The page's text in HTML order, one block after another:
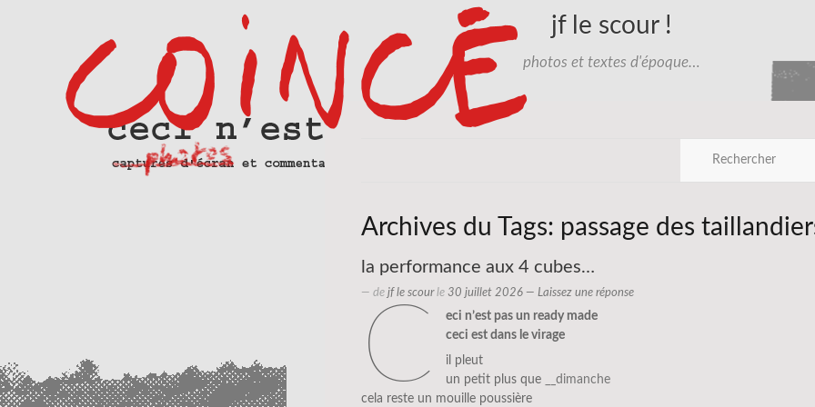
jf le scour !
photos et textes d'époque…
Archives du Tags: passage des
la performance aux 4 cubes…
— de jf le scourle 30 juillet 2026 — Laissez une réponse
c
eci n’est pas un ready made
ceci est dans le virage
il pleut
un petit plus que
__dimanche
cela reste un mouille poussière